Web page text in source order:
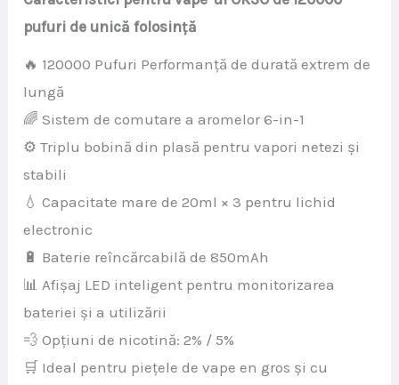
pufuri de unică folosință
🔥 120000 Pufuri Performanță de durată extrem de
lungă
🌈 Sistem de comutare a aromelor 6-in-1
⚙️ Triplu bobină din plasă pentru vapori netezi și
stabili
💧 Capacitate mare de 20ml × 3 pentru lichid
electronic
🔋 Baterie reîncărcabilă de 850mAh
📊 Afișaj LED inteligent pentru monitorizarea
bateriei și a utilizării
💨 Opțiuni de nicotină: 2% / 5%
🛒 Ideal pentru piețele de vape en gros și cu